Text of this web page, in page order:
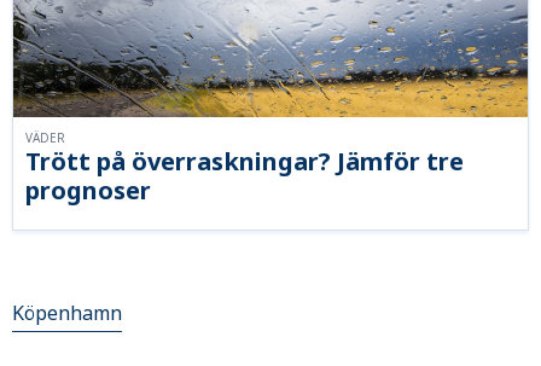
Trött på överraskningar? Jämför tre
prognoser
VÄDER
Köpenhamn